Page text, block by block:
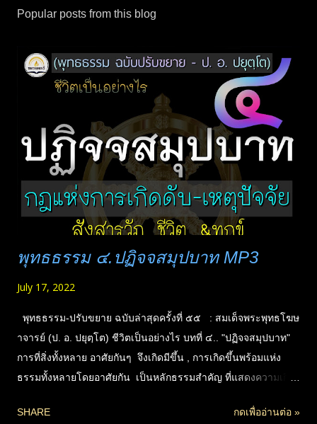
Popular posts from this blog
พุทธธรรม ๔.ปฏิจจสมุปบาท MP3
July 17, 2022
พุทธธรรม-ปรับขยาย ฉบับล่าสุดครั้งที่ ๕๕ : สมเด็จพระพุทธโฆษ
าจารย์ (ป. อ. ปยุตฺโต) ชีวิตเป็นอย่างไร บทที่ ๔.. "ปฏิจจสมุปบาท"
การที่สิ่งทั้งหลาย อาศัยกันๆ จึงเกิดมีขึ้น , การเกิดขึ้นพร้อมแห่ง
ธรรมทั้งหลายโดยอาศัยกัน เป็นหลักธรรมสำคัญ ที่แสดงความเกิด
ทัปปัจจยตา หรือ ปัจจยาการ "ปฏิจจสมุปบาท" คือกฎธรรมชาติ หรือ
SHARE กดเพื่ออ่านต่อ »